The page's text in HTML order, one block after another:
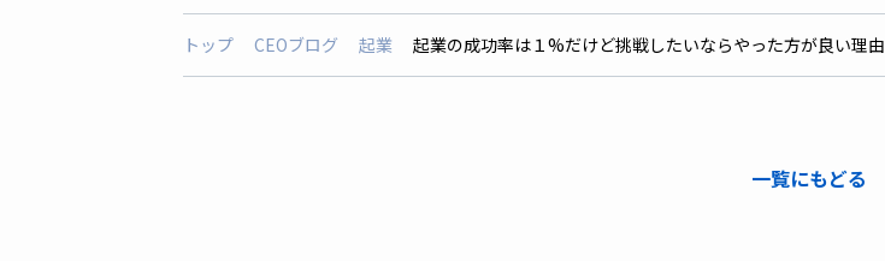
トップ CEOブログ 起業 起業の成功率は１%だけど挑戦したいならやった方が良い理由
一覧にもどる